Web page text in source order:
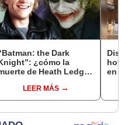
the Dark
¿cómo la
de Heath Ledger
Joker?LEER MÁS
en